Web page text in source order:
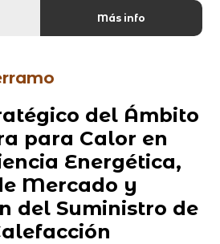
Más info
del Ámbito
para Calor en
Energética,
Mercado y
del Suministro de